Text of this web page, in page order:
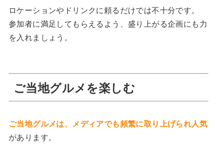
ロケーションやドリンクに頼るだけでは不十分です。
参加者に満足してもらえるよう、盛り上がる企画にも力
を入れましょう。
ご当地グルメを楽しむ
ご当地グルメは、メディアでも頻繁に取り上げられ人気
があります。